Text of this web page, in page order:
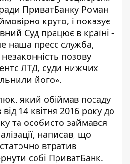
ПриватБанку Роман
круто, і показує
Суд працює в країні -
наша пресс служба,
позову
ЛТД, суди нижчих
його».
який обіймав посаду
від 14 квітня 2016 року до
та особисто займався
написав, що
втратив
собі ПриватБанк.